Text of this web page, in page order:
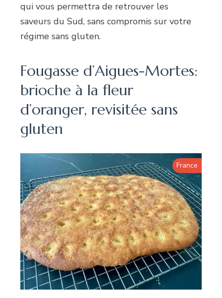
qui vous permettra de retrouver les
saveurs du Sud, sans compromis sur votre
régime sans gluten.
Fougasse d’Aigues-Mortes:
brioche à la fleur
d’oranger, revisitée sans
gluten
France